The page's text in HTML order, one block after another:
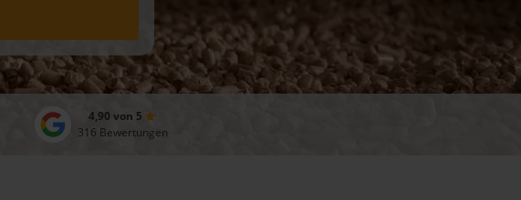
4,90 von 5
316 Bewertungen